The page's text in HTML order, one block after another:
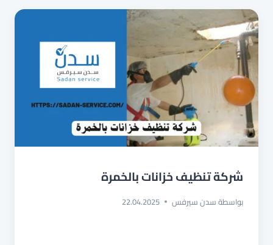
شركة تنظيف خزانات بالخمرة
بواسطةسدن سيرفس 22.04.2025